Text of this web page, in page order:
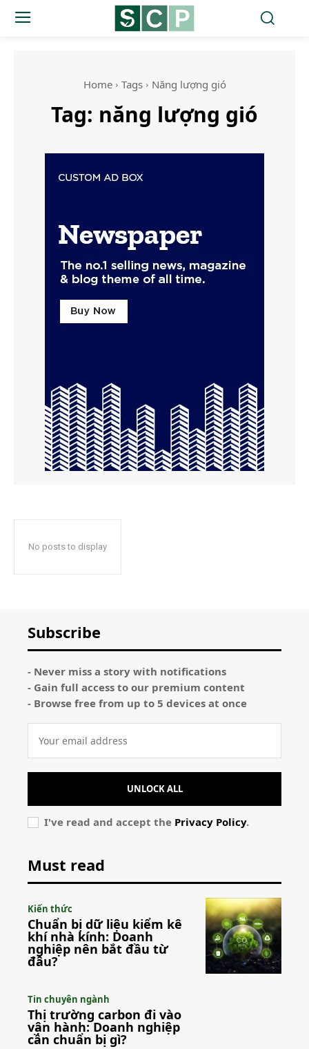
Home Tags Năng lượng gió
Tag: năng lượng gió
No posts to display
Subscribe
- Never miss a story with notifications
- Gain full access to our premium content
- Browse free from up to 5 devices at once
UNLOCK ALL
I've read and accept the Privacy Policy.
Must read
Kiến thức
Chuẩn bị dữ liệu kiểm kê
khí nhà kính: Doanh
nghiệp nên bắt đầu từ
đâu?
Tin chuyên ngành
Thị trường carbon đi vào
vận hành: Doanh nghiệp
cần chuẩn bị gì?